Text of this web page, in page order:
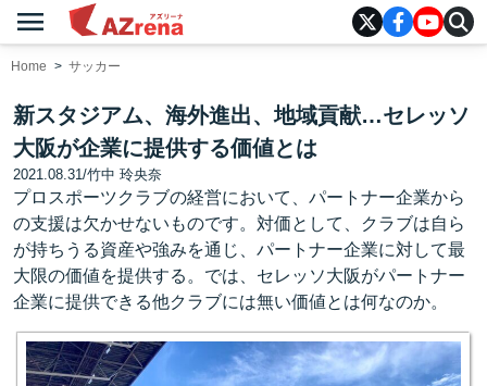
menu
Home サッカー
新スタジアム、海外進出、地域貢献…セレッソ
大阪が企業に提供する価値とは
2021.08.31/竹中 玲央奈
プロスポーツクラブの経営において、パートナー企業から
の支援は欠かせないものです。対価として、クラブは自ら
が持ちうる資産や強みを通じ、パートナー企業に対して最
大限の価値を提供する。では、セレッソ大阪がパートナー
企業に提供できる他クラブには無い価値とは何なのか。